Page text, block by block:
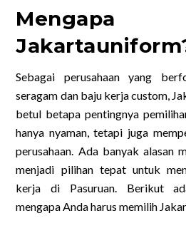
Sebagai perusahaan yang
seragam dan baju kerja custom,
betul betapa pentingnya
hanya nyaman, tetapi juga
perusahaan. Ada banyak alasan
menjadi pilihan tepat untuk
kerja di Pasuruan. Berikut
mengapa Anda harus memilih